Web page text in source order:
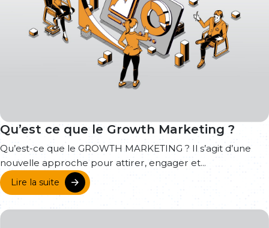
Qu’est ce que le Growth Marketing ?
Qu’est-ce que le GROWTH MARKETING ? Il s’agit d’une
nouvelle approche pour attirer, engager et...
Lire la suite